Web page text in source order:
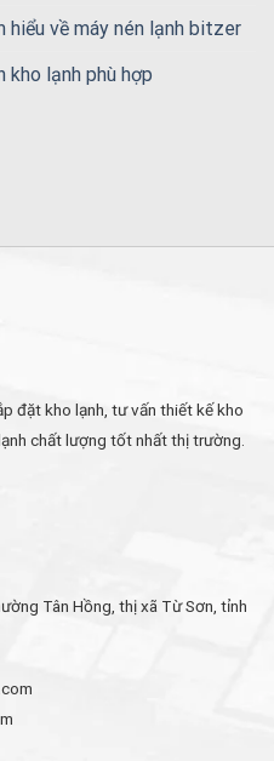
về máy nén lạnh bitzer
kho lạnh phù hợp
đặt kho lạnh, tư vấn thiết kế kho
chất lượng tốt nhất thị trường.
Tân Hồng, thị xã Từ Sơn, tỉnh